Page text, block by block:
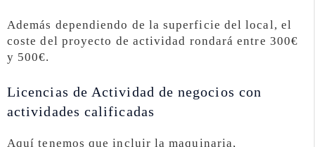
Además dependiendo de la superficie del local, el
coste del proyecto de actividad rondará entre 300€
y 500€.
Licencias de Actividad de negocios con
actividades calificadas
Aquí tenemos que incluir la maquinaria,